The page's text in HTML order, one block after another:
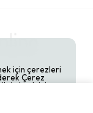
Bize Ulaşın
için çerezleri
Çerez
almak için